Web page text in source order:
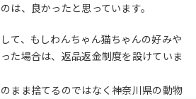
は、良かったと思っています。
て、もしわんちゃん猫ちゃんの好みや
た場合は、返品返金制度を設けていま
まま捨てるのではなく神奈川県の動物